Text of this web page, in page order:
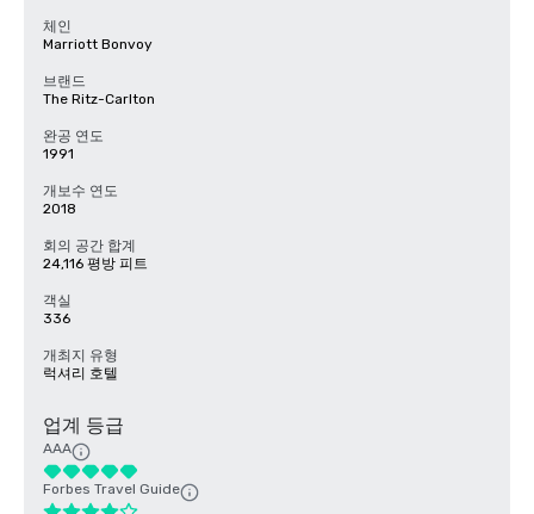
체인
Marriott Bonvoy
브랜드
The Ritz-Carlton
완공 연도
1991
개보수 연도
2018
회의 공간 합계
24,116 평방 피트
객실
336
개최지 유형
럭셔리 호텔
업계 등급
AAA
Forbes Travel Guide